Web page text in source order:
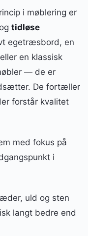
i møblering er
og tidløse
egetræsbord, en
en klassisk
— de er
De fortæller
forstår kvalitet
med fokus på
i
uld og sten
langt bedre end